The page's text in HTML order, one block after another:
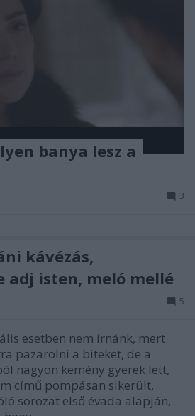
banya lesz a
3
kávézás,
adj isten, meló mellé
5
esetben nem írnánk, mert
pazarolni a biteket, de a
nagyon kemény gyerek lett,
című pompásan sikerült,
sorozat első évada alapján,